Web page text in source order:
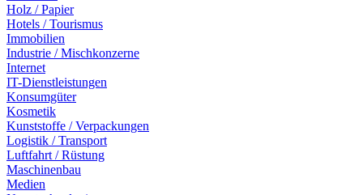
Holz / Papier
Hotels / Tourismus
Immobilien
Industrie / Mischkonzerne
Internet
IT-Dienstleistungen
Konsumgüter
Kosmetik
Kunststoffe / Verpackungen
Logistik / Transport
Luftfahrt / Rüstung
Maschinenbau
Medien